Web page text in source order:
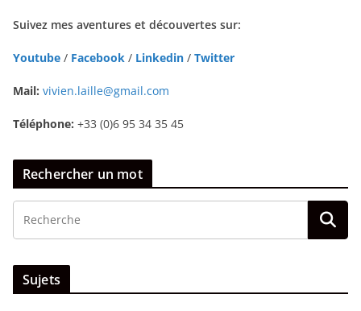
Suivez mes aventures et découvertes sur:
Youtube / Facebook / Linkedin / Twitter
Mail: vivien.laille@gmail.com
Téléphone: +33 (0)6 95 34 35 45
Rechercher un mot
Sujets